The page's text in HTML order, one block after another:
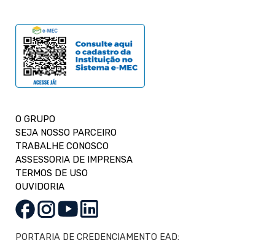
O GRUPO
SEJA NOSSO PARCEIRO
TRABALHE CONOSCO
ASSESSORIA DE IMPRENSA
TERMOS DE USO
OUVIDORIA
PORTARIA DE CREDENCIAMENTO EAD: